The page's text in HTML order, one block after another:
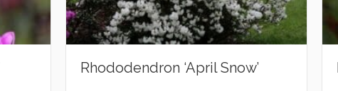
Rhododendron ‘April Snow’